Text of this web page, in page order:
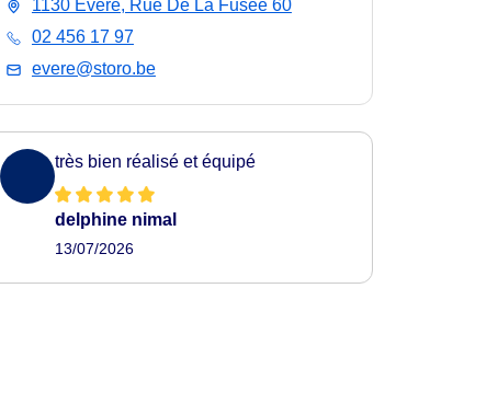
1130 Evere, Rue De La Fusée 60
02 456 17 97
evere@storo.be
très bien réalisé et équipé
delphine nimal
13/07/2026